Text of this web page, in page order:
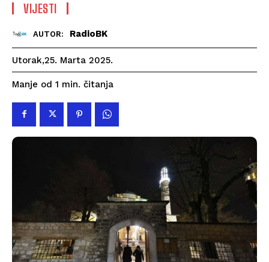
VIJESTI
AUTOR: RadioBK
Utorak,25. Marta 2025.
Manje od 1 min. čitanja